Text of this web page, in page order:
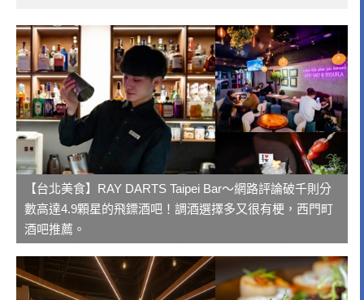
【台北美食】RAY DARTS Taipei Bar～網路評論破千則分
數高達4.9顆星的飛鏢酒吧！調酒選擇多又很有梗，西門町
酒吧推薦。